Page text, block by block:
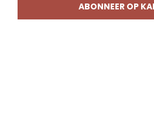
ABONNEER OP